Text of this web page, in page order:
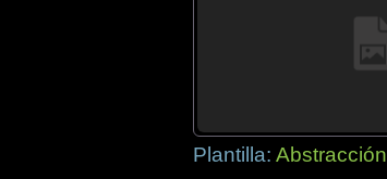
Plantilla: Abstracción